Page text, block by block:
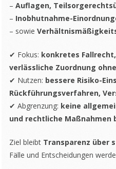
– Auflagen,
– Inobhutnahme-
– sowie
✔ Fokus: konkretes
verlässliche Zuordnung
✔ Nutzen: bessere Risiko-
Rückführungsverfahren,
✔ Abgrenzung: keine
und rechtliche Maßnahmen
Ziel bleibt Transparenz über
Fälle und Entscheidungen